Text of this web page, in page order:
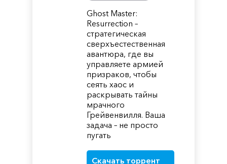
Ghost Master:
Resurrection –
стратегическая
сверхъестественная
авантюра, где вы
управляете армией
призраков, чтобы
сеять хаос и
раскрывать тайны
мрачного
Грейвенвилля. Ваша
задача – не просто
пугать
Скачать торрент